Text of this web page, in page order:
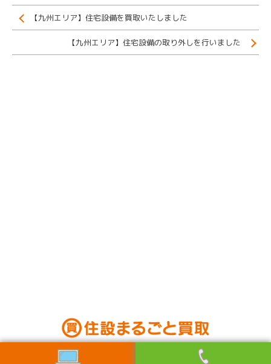
【九州エリア】住宅設備を買取いたしました
【九州エリア】住宅設備の取り外しを行いました
お電話でお問い合わせも受付中です